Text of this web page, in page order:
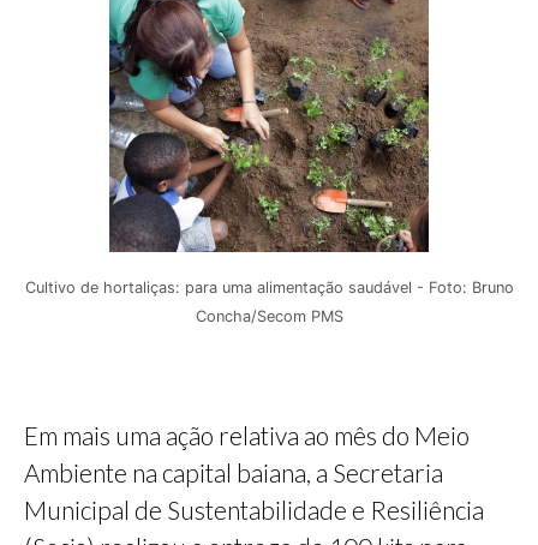
Cultivo de hortaliças: para uma alimentação saudável - Foto: Bruno
Concha/Secom PMS
Em mais uma ação relativa ao mês do Meio
Ambiente na capital baiana, a Secretaria
Municipal de Sustentabilidade e Resiliência